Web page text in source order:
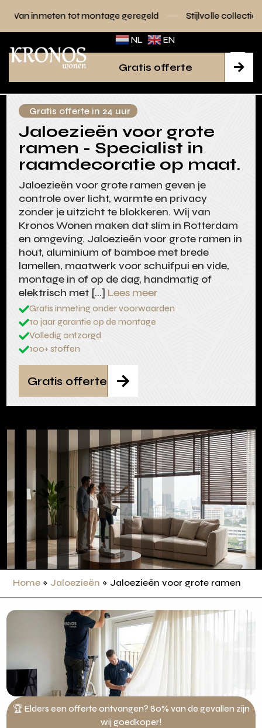
montage geregeld Stijlvolle collecties voor elk interieur
NL EN

Gratis offerte
Gratis offerte in 24 uur
Jaloezieën voor grote
ramen - Specialist in
raamdecoratie op maat.
Jaloezieën voor grote ramen geven je
controle over licht, warmte en privacy
zonder je uitzicht te blokkeren. Wij van
Kronos Wonen maken dat slim in Rotterdam
en omgeving. Jaloezieën voor grote ramen in
hout, aluminium of bamboe met brede
lamellen, maatwerk voor schuifpui en vide,
montage in of op de dag, handmatig of
elektrisch met […] Lees meer
Gratis inmeting onder voorwaarden
10 jaar garantie op de montage
Volledig ontzorgd
100+ stoffen

Gratis offerte
Home » Jaloezieën » Jaloezieën voor grote ramen
🏆 Elders een offerte ontvangen? 80% van de gevallen zijn
wij goedkoper!